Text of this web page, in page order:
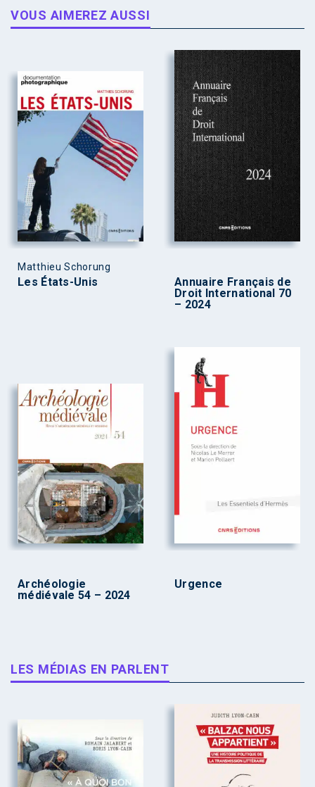
VOUS AIMEREZ AUSSI
Matthieu Schorung
Les États-Unis
Annuaire Français de
Droit International 70
– 2024
Archéologie
médiévale 54 – 2024
Urgence
LES MÉDIAS EN PARLENT